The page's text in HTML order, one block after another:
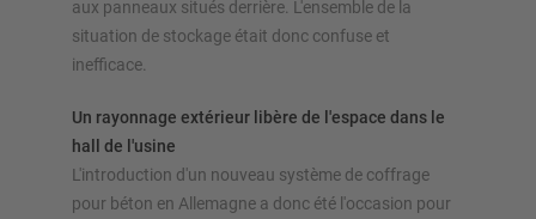
aux panneaux situés derrière. L'ensemble de la
situation de stockage était donc confuse et
inefficace.
Un rayonnage extérieur libère de l'espace dans le
hall de l'usine
L'introduction d'un nouveau système de coffrage
pour béton en Allemagne a donc été l'occasion pour